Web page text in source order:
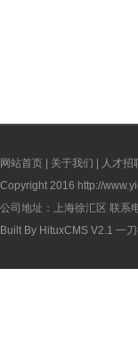
网站首页 关于我们 人才招
Copyright 2016 http://
公司地址：上海徐汇区 联系
Built By HituxCMS V2.1 一